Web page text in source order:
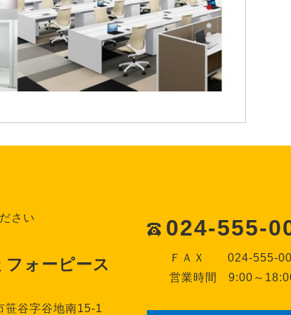
さい
フォーピース
笹谷字谷地南15-1
024-555-
ＦＡＸ
024-555-
営業時間
9:00～